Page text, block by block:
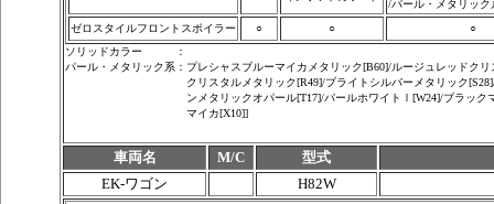
/パール・メタリック
ゼロスタイルフロントスポイラー
○ ○
○
ソリッドカラー
：
パール・メタリック系 ： プレシャスブルーマイカメタリック[B60]/ルージュレッドク
クリスタルメタリック[R49]/ブライトシルバーメタリック
ンメタリックオパール[T17]/パールホワイトⅠ[W24]/ブラック
マイカ[X10]]
車両名 M/C
型式
EK-ワゴン
H82W